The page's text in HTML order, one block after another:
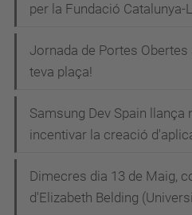
per la Fundació Catalunya-
Jornada de Portes Obertes
teva plaça!
Samsung Dev Spain
incentivar la creació
Dimecres dia 13 de Maig,
d'Elizabeth Belding